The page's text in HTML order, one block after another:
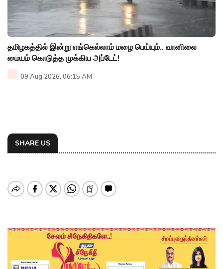
தமிழகத்தில் இன்று எங்கெல்லாம் மழை பெய்யும்.. வானிலை
மையம் கொடுத்த முக்கிய அப்டேட்!
09 Aug 2026, 06:15 AM
SHARE US